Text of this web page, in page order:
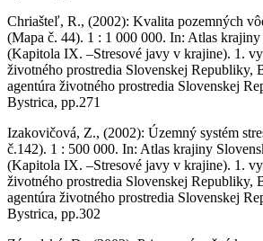
Chriašteľ, R., (2002): Kvalita pozemných
(Mapa č. 44). 1 : 1 000 000. In: Atlas
(Kapitola IX. –Stresové javy v krajine). 1.
životného prostredia Slovenskej Republiky,
agentúra životného prostredia Slovenskej
Bystrica, pp.271
Izakovičová, Z., (2002): Územný systém
č.142). 1 : 500 000. In: Atlas krajiny
(Kapitola IX. –Stresové javy v krajine). 1.
životného prostredia Slovenskej Republiky,
agentúra životného prostredia Slovenskej
Bystrica, pp.302